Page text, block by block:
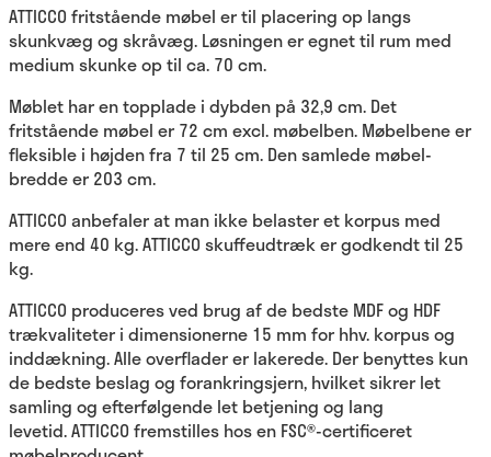
ATTICCO fritstående møbel er til placering op langs
skunkvæg og skråvæg. Løsningen er egnet til rum med
medium skunke op til ca. 70 cm.
Møblet har en topplade i dybden på 32,9 cm. Det
fritstående møbel er 72 cm excl. møbelben. Møbelbene er
fleksible i højden fra 7 til 25 cm. Den samlede møbel-
bredde er 203 cm.
ATTICCO anbefaler at man ikke belaster et korpus med
mere end 40 kg. ATTICCO skuffeudtræk er godkendt til 25
kg.
ATTICCO produceres ved brug af de bedste MDF og HDF
trækvaliteter i dimensionerne 15 mm for hhv. korpus og
inddækning. Alle overflader er lakerede. Der benyttes kun
de bedste beslag og forankringsjern, hvilket sikrer let
samling og efterfølgende let betjening og lang
levetid. ATTICCO fremstilles hos en FSC®-certificeret